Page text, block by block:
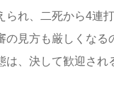
れ、二死から4連
見方も厳しくなる
、決して歓迎され